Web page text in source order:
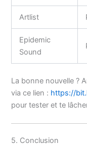
Artlist
Epidemic
Sound
La bonne nouvelle ?
via ce lien : https://
pour tester et te
5. Conclusion